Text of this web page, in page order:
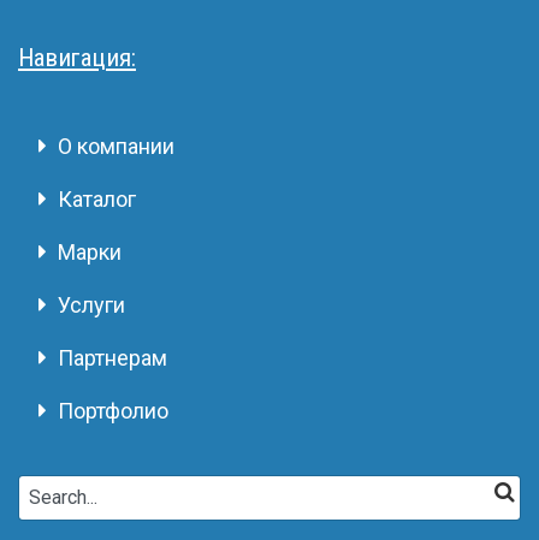
Навигация:
О компании
Каталог
Марки
Услуги
Партнерам
Портфолио